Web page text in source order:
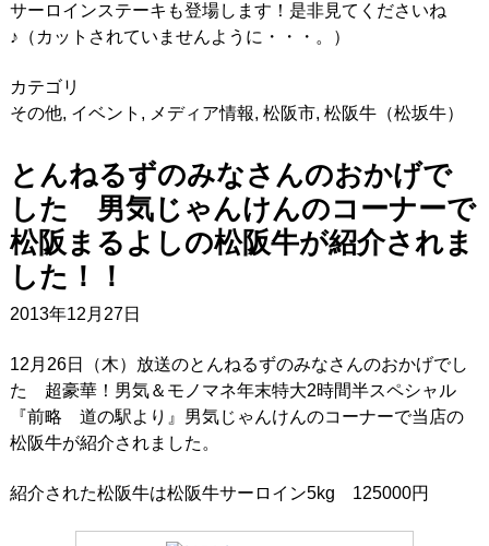
サーロインステーキも登場します！是非見てくださいね
♪（カットされていませんように・・・。）
カテゴリ
その他, イベント , メディア情報, 松阪市, 松阪牛（松坂牛）
とんねるずのみなさんのおかげで
した 男気じゃんけんのコーナーで
松阪まるよしの松阪牛が紹介されま
した！！
2013年12月27日
12月26日（木）放送のとんねるずのみなさんのおかげでし
た 超豪華！男気＆モノマネ年末特大2時間半スペシャル
『前略 道の駅より』男気じゃんけんのコーナーで当店の
松阪牛が紹介されました。
紹介された松阪牛は松阪牛サーロイン5kg 125000円